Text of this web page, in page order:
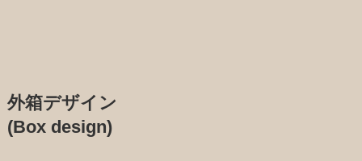
外箱デザイン
(Box design)